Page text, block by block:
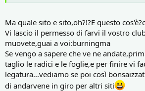
Ma quale sito e sito,oh?!?E questo
Vi lascio il permesso di farvi il vostro
muovete,guai a voi:burningma
Se vengo a sapere che ve ne
taglio le radici e le foglie,e per finire vi
legatura...vediamo se poi così
di andarvene in giro per altri siti